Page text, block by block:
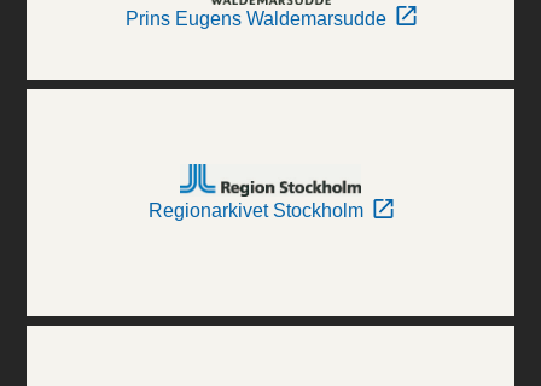
Prins Eugens Waldemarsudde
Regionarkivet Stockholm